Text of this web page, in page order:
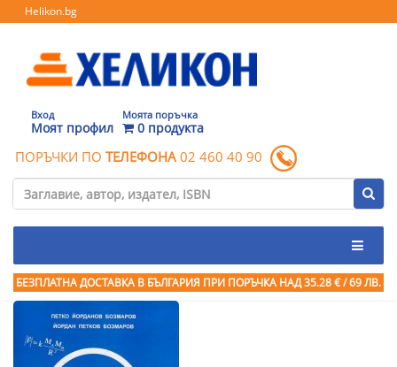
Helikon.bg
Вход
Моят профил
Моята поръчка
0 продукта
ПОРЪЧКИ ПО ТЕЛЕФОНА 02 460 40 90
БЕЗПЛАТНА ДОСТАВКА В БЪЛГАРИЯ ПРИ ПОРЪЧКА НАД 35.28 € / 69 ЛВ.